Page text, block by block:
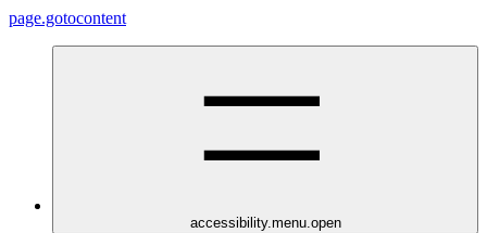
page.gotocontent
accessibility.menu.open